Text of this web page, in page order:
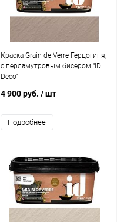
Краска Grain de Verre Герцогиня,
с перламутровым бисером "ID
Deco"
4 900 руб. / шт
Подробнее